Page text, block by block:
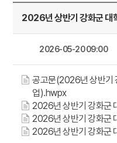
2026년 상반기 강화군 대
2026-05-20 09:00
공고문(2026년 상반기
업).hwpx
2026년 상반기 강화군
2026년 상반기 강화군
2026년 상반기 강화군